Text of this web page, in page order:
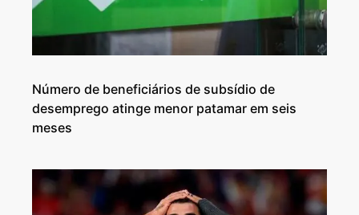
Número de beneficiários de subsídio de
desemprego atinge menor patamar em seis
meses